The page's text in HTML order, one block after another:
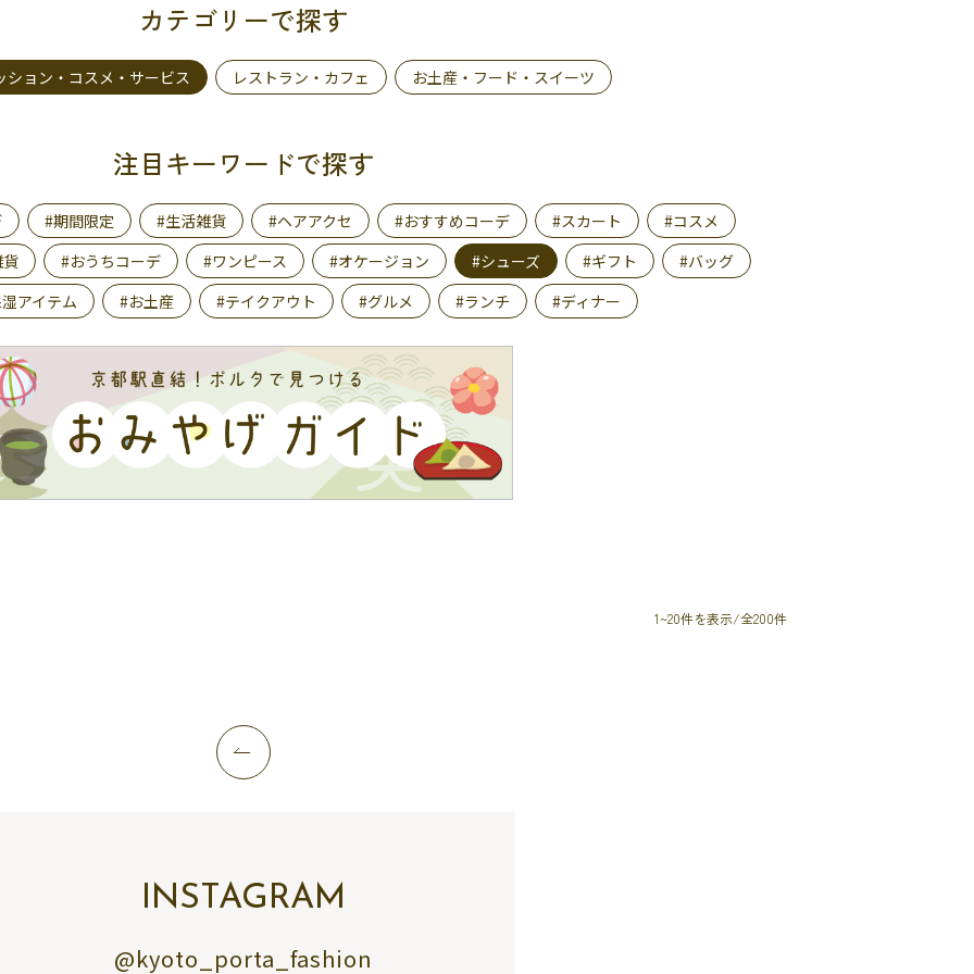
カテゴリーで探す
ション・コスメ・サービス レストラン・カフェ お土産・フード・スイーツ
注目キーワードで探す
#期間限定 #生活雑貨 #ヘアアクセ #おすすめコーデ #スカート
#コスメ
#おうちコーデ #ワンピース #オケージョン #シューズ #ギフト
#バッグ
アイテム #お土産 #テイクアウト #グルメ #ランチ #ディナー
1~20件を表示/全200件
INSTAGRAM
@kyoto_porta_fashion